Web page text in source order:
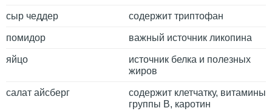
сыр чеддер содержит триптофан
помидор важный источник ликопина
яйцо
источник белка и полезных
жиров
салат айсберг
содержит клетчатку, витамины
группы В, каротин